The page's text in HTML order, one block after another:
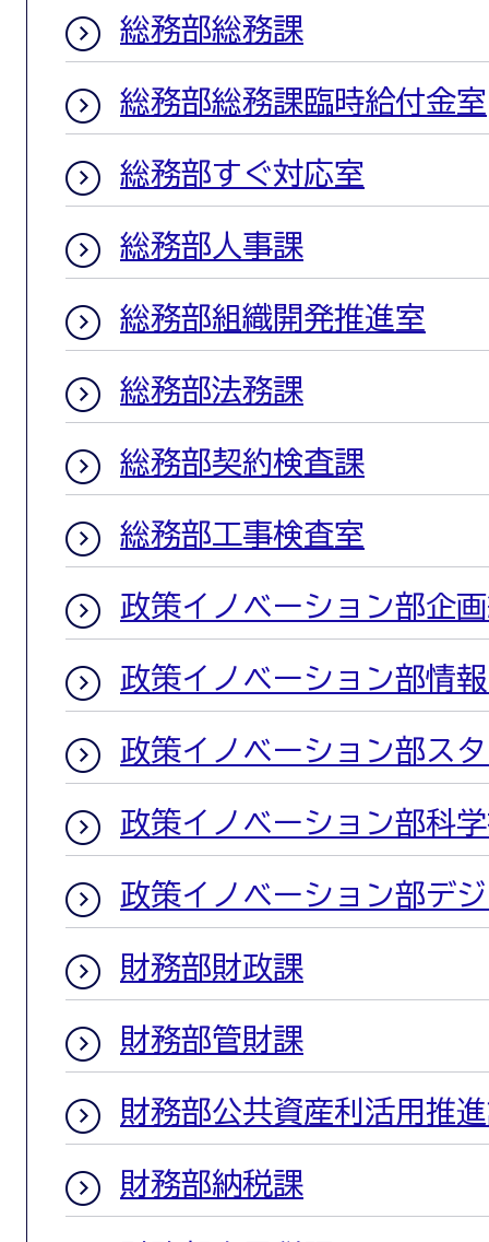
総務部総務課
総務部総務課臨時給付金室
総務部すぐ対応室
総務部人事課
総務部組織開発推進室
総務部法務課
総務部契約検査課
総務部工事検査室
政策イノベーション部企
政策イノベーション部情
政策イノベーション部ス
政策イノベーション部科
政策イノベーション部デ
財務部財政課
財務部管財課
財務部公共資産利活用推
財務部納税課